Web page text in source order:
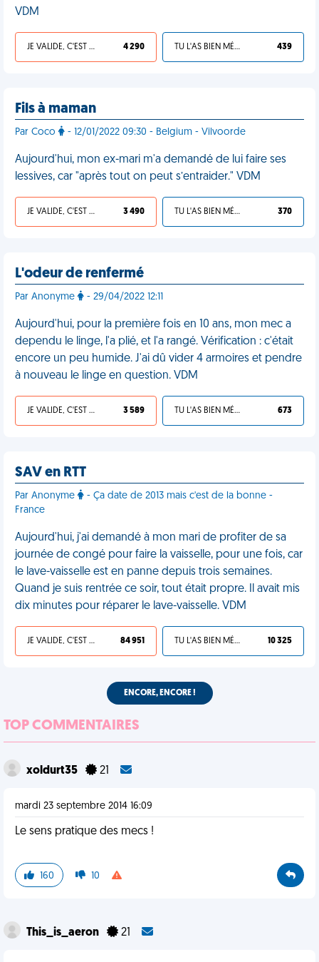
VDM
JE VALIDE, C'EST UNE VDM 4 290 TU L'AS BIEN MÉRITÉ 439
Fils à maman
Par Coco - 12/01/2022 09:30 - Belgium - Vilvoorde
Aujourd'hui, mon ex-mari m'a demandé de lui faire ses
lessives, car "après tout on peut s’entraider." VDM
JE VALIDE, C'EST UNE VDM 3 490 TU L'AS BIEN MÉRITÉ 370
L'odeur de renfermé
Par Anonyme - 29/04/2022 12:11
Aujourd'hui, pour la première fois en 10 ans, mon mec a
dependu le linge, l'a plié, et l'a rangé. Vérification : c'était
encore un peu humide. J'ai dû vider 4 armoires et pendre
à nouveau le linge en question. VDM
JE VALIDE, C'EST UNE VDM 3 589 TU L'AS BIEN MÉRITÉ 673
SAV en RTT
Par Anonyme
- Ça date de 2013 mais c'est de la bonne -
France
Aujourd'hui, j'ai demandé à mon mari de profiter de sa
journée de congé pour faire la vaisselle, pour une fois, car
le lave-vaisselle est en panne depuis trois semaines.
Quand je suis rentrée ce soir, tout était propre. Il avait mis
dix minutes pour réparer le lave-vaisselle. VDM
JE VALIDE, C'EST UNE VDM 84 951 TU L'AS BIEN MÉRITÉ 10 325
ENCORE, ENCORE !
TOP COMMENTAIRES
xoldurt35 21
mardi 23 septembre 2014 16:09
Le sens pratique des mecs !
160 10
This_is_aeron 21